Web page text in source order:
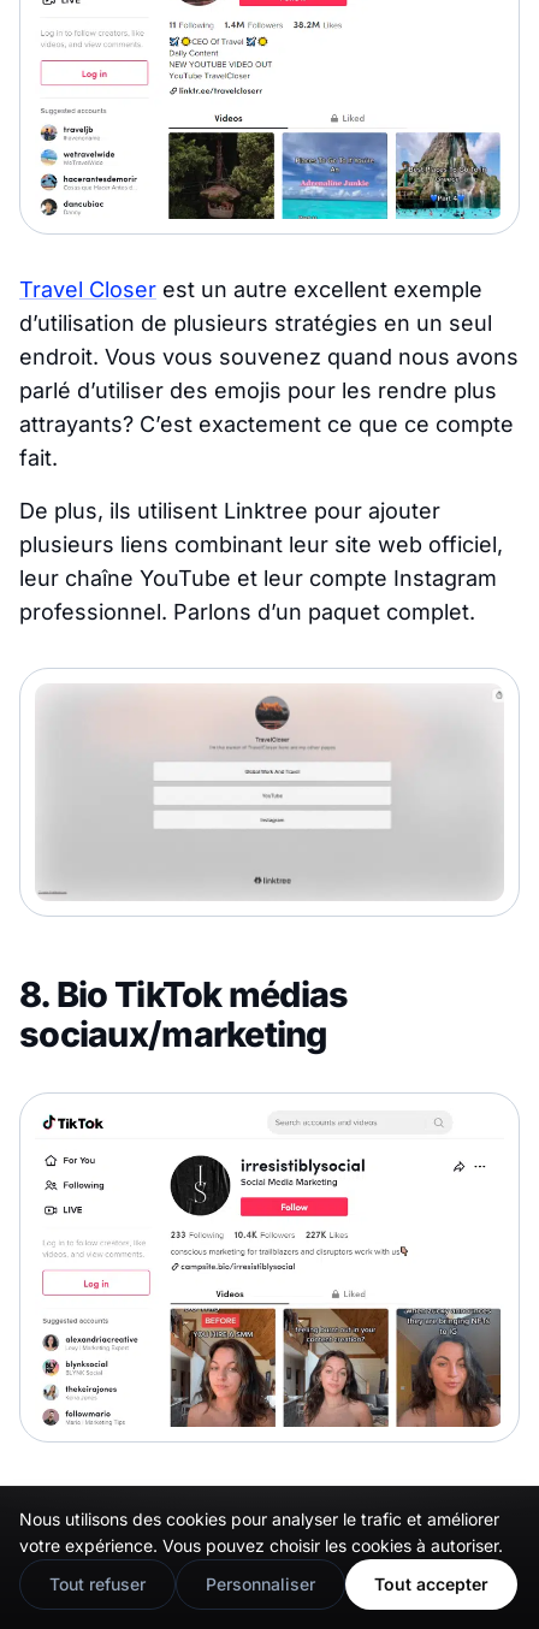
Travel Closer est un autre excellent exemple
d’utilisation de plusieurs stratégies en un seul
endroit. Vous vous souvenez quand nous avons
parlé d’utiliser des emojis pour les rendre plus
attrayants? C’est exactement ce que ce compte
fait.
De plus, ils utilisent Linktree pour ajouter
plusieurs liens combinant leur site web officiel,
leur chaîne YouTube et leur compte Instagram
professionnel. Parlons d’un paquet complet.
8. Bio TikTok médias
sociaux/marketing
des médias sociaux qui utilise TikTok avec
succès, selon le nombre de ses followers. La
signature de la marque est audacieuse et
Nous utilisons des cookies pour analyser le trafic et améliorer
votre expérience. Vous pouvez choisir les cookies à autoriser.
Tout refuser
Personnaliser Tout accepter
🇬🇧Would you prefer this site in English?
View in English